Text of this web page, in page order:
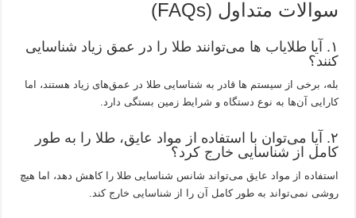
سوالات متداول (FAQs)
۱. آیا طلایاب‌ ها می‌توانند طلا را در عمق زیاد شناسایی
کنند؟
بله، برخی از سیستم ها قادر به شناسایی طلا در عمق‌های زیاد هستند، اما
کارایی آن‌ها به نوع دستگاه و شرایط زمین بستگی دارد.
۲. آیا می‌توان با استفاده از مواد عایق، طلا را به طور
کامل از شناسایی خارج کرد؟
استفاده از مواد عایق می‌تواند شانس شناسایی طلا را کاهش دهد، اما هیچ
روشی نمی‌تواند به طور کامل آن را از شناسایی خارج کند.